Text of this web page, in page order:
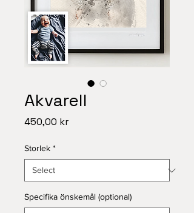
Akvarell
450,00 krPrice
Storlek *
Specifika önskemål (optional)